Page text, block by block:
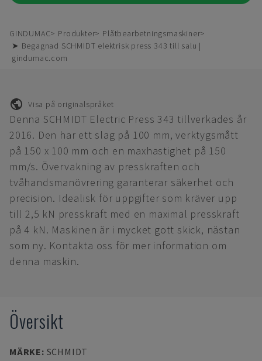
GINDUMAC Produkter
Plåtbearbetningsmaskiner
➤ Begagnad SCHMIDT elektrisk press 343 till salu |
gindumac.com
Visa på originalspråket
Denna SCHMIDT Electric Press 343 tillverkades år
2016. Den har ett slag på 100 mm, verktygsmått
på 150 x 100 mm och en maxhastighet på 150
mm/s. Övervakning av presskraften och
tvåhandsmanövrering garanterar säkerhet och
precision. Idealisk för uppgifter som kräver upp
till 2,5 kN presskraft med en maximal presskraft
på 4 kN. Maskinen är i mycket gott skick, nästan
som ny. Kontakta oss för mer information om
denna maskin.
Översikt
MÄRKE: SCHMIDT